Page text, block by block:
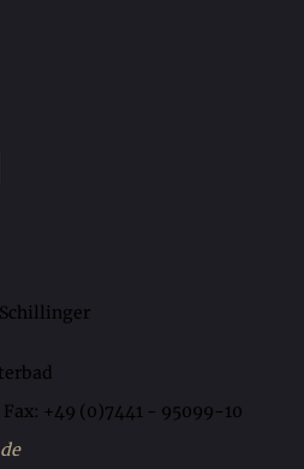
Fax: +49 (0)7441 - 95099-10